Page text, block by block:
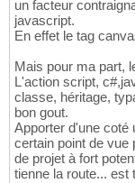
un facteur
javascript.
En effet le tag
Mais pour ma part,
L'action script,
classe, héritage,
bon gout.
Apporter d'une coté
certain point de vue
de projet à fort
tienne la route... est